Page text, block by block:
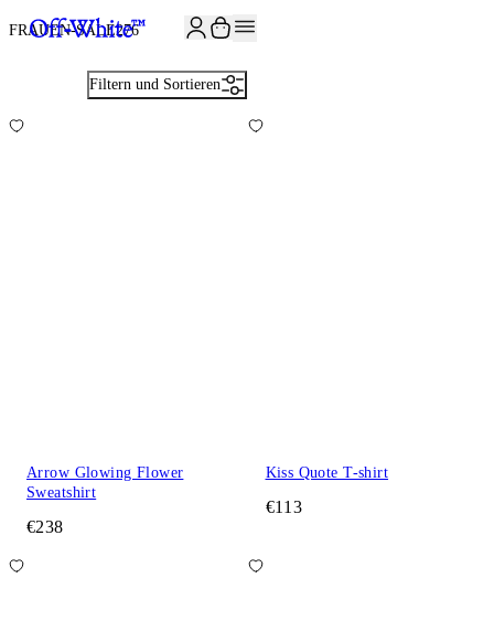
FRAUEN-SALE276
Filtern und Sortieren
Arrow Glowing Flower
Sweatshirt
€238
Kiss Quote T-shirt
€113